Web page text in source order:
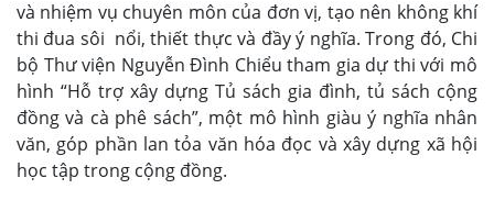
và nhiệm vụ chuyên môn của đơn vị, tạo nên không khí
thi đua sôi nổi, thiết thực và đầy ý nghĩa. Trong đó, Chi
bộ Thư viện Nguyễn Đình Chiểu tham gia dự thi với mô
hình “Hỗ trợ xây dựng Tủ sách gia đình, tủ sách cộng
đồng và cà phê sách”, một mô hình giàu ý nghĩa nhân
văn, góp phần lan tỏa văn hóa đọc và xây dựng xã hội
học tập trong cộng đồng.